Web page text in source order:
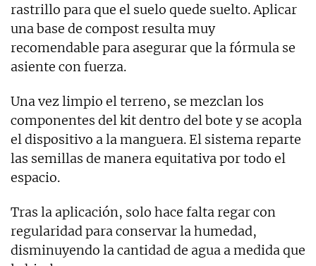
rastrillo para que el suelo quede suelto. Aplicar
una base de compost resulta muy
recomendable para asegurar que la fórmula se
asiente con fuerza.
Una vez limpio el terreno, se mezclan los
componentes del kit dentro del bote y se acopla
el dispositivo a la manguera. El sistema reparte
las semillas de manera equitativa por todo el
espacio.
Tras la aplicación, solo hace falta regar con
regularidad para conservar la humedad,
disminuyendo la cantidad de agua a medida que